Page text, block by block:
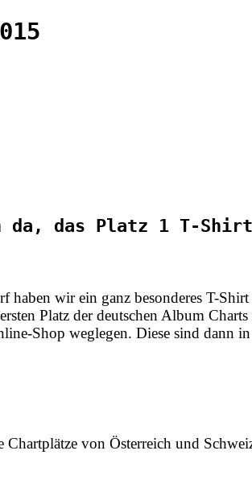
da, das Platz 1 T-
wir ein ganz besonderes T-
Platz der deutschen Album
Shop weglegen. Diese sind dann
von Österreich und